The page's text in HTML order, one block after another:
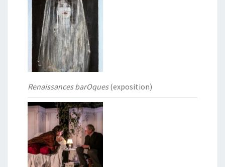
Renaissances barOques(exposition)